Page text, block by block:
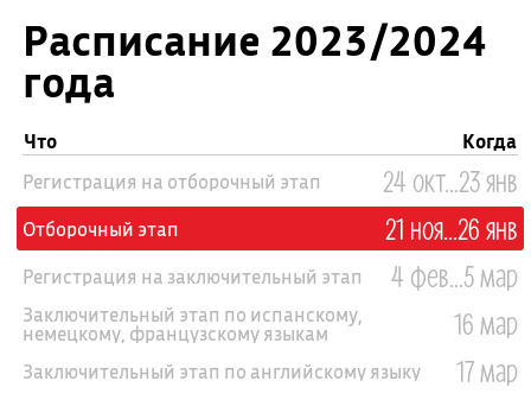
Расписание 2023/2024
года
Что
Когда
Регистрация на отборочный этап
24 окт...23 янв
Отборочный этап 21 ноя...26 янв
Регистрация на заключительный этап 4 фев...5 мар
Заключительный этап по испанскому,
немецкому, французскому языкам 16 мар
Заключительный этап по английскому языку 17 мар